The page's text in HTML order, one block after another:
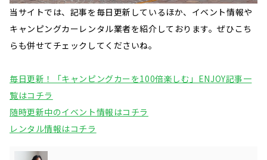
当サイトでは、記事を毎日更新しているほか、イベント情報や
キャンピングカーレンタル業者を紹介しております。ぜひこち
らも併せてチェックしてくださいね。
毎日更新！「キャンピングカーを100倍楽しむ」ENJOY記事一
覧はコチラ
随時更新中のイベント情報はコチラ
レンタル情報はコチラ